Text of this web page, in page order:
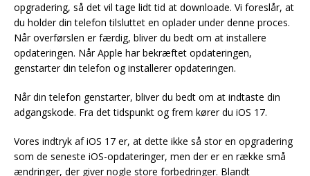
opgradering, så det vil tage lidt tid at downloade. Vi foreslår, at
du holder din telefon tilsluttet en oplader under denne proces.
Når overførslen er færdig, bliver du bedt om at installere
opdateringen. Når Apple har bekræftet opdateringen,
genstarter din telefon og installerer opdateringen.
Når din telefon genstarter, bliver du bedt om at indtaste din
adgangskode. Fra det tidspunkt og frem kører du iOS 17.
Vores indtryk af iOS 17 er, at dette ikke så stor en opgradering
som de seneste iOS-opdateringer, men der er en række små
ændringer, der giver nogle store forbedringer. Blandt